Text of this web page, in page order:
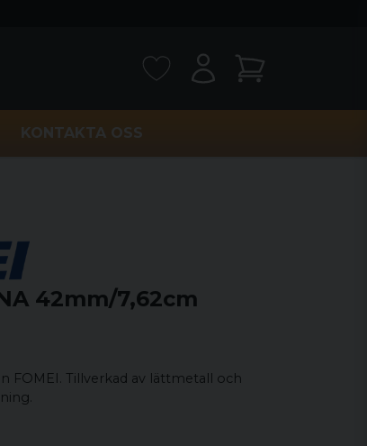
KONTAKTA OSS
42mm/7,62cm
FOMEI. Tillverkad av lättmetall och